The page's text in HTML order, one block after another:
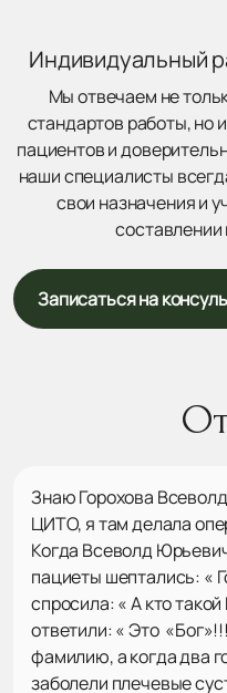
Индивидуальный
Мы отвечаем не
стандартов работы, но
пациентов и
наши специалисты
свои назначения и
Записаться на
Знаю Горохова
ЦИТО, я там делала
Когда Всеволд
пациеты шептались: «
спросила: « А кто
ответили: « Это
фамилию, а когда два
заболели плечевые